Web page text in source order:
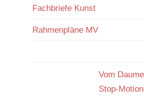
Fachbriefe Kunst
Rahmenpläne MV
Vom
Stop-